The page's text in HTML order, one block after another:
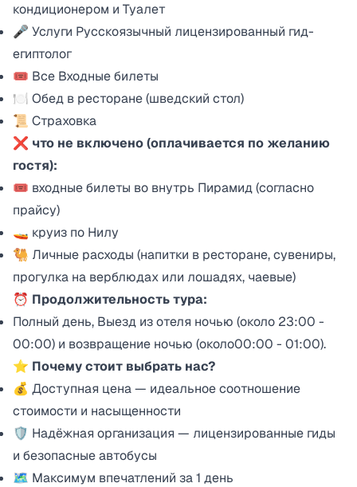
кондиционером и Туалет
🎤 Услуги Русскоязычный лицензированный гид-
египтолог
🎟 Все Входные билеты
🍽 Обед в ресторане (шведский стол)
📜 Страховка
❌ что не включено (оплачивается по желанию
гостя):
🎟 входные билеты во внутрь Пирамид (согласно
прайсу)
🚤 круиз по Нилу
🐫 Личные расходы (напитки в ресторане, сувениры,
прогулка на верблюдах или лошадях, чаевые)
⏰ Продолжительность тура:
Полный день, Выезд из отеля ночью (около 23:00 -
00:00) и возвращение ночью (около00:00 - 01:00).
⭐ Почему стоит выбрать нас?
💰 Доступная цена — идеальное соотношение
стоимости и насыщенности
🛡 Надёжная организация — лицензированные гиды
и безопасные автобусы
🗺 Максимум впечатлений за 1 день